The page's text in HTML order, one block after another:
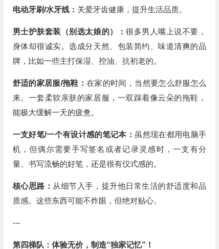
电动牙刷/水牙线： 关爱牙齿健康，提升生活品质。
男士护肤套装（别选太娘的）：很多男人嘴上说不要，
身体却很诚实。选成分天然、包装简约、味道清爽的品
牌，比如一些主打保湿、控油、抗初老的。
舒适的家居服/拖鞋：在家的时间，当然要怎么舒服怎么
来。一套柔软亲肤的家居服，一双踩着像云朵的拖鞋，
能极大缓解一天的疲惫。
一支好笔/一个有设计感的笔记本： 虽然现在都用电脑手
机，但偶尔需要手写签名或者记录灵感时，一支有分
量、书写流畅的好笔，还是很有仪式感的。
核心思路： 从细节入手，提升他日常生活的舒适度和品
质感。这些东西可能不炸眼，但绝对贴心。
---
第四梯队：体验无价，制造“独家记忆”！